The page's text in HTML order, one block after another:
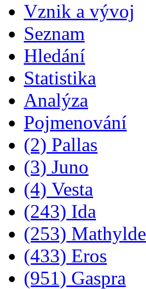
Vznik a vývoj
Seznam
Hledání
Statistika
Analýza
Pojmenování
(2) Pallas
(3) Juno
(4) Vesta
(243) Ida
(253) Mathylde
(433) Eros
(951) Gaspra